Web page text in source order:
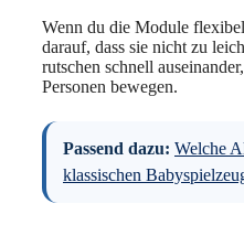
Wenn du die Module
darauf, dass sie nicht zu
rutschen schnell
Personen bewegen.
Passend dazu: Welche
klassischen